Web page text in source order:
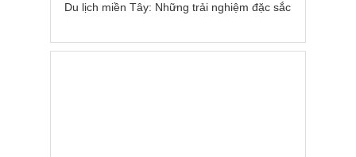
Du lịch miền Tây: Những trải nghiệm đặc sắc